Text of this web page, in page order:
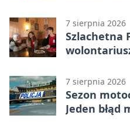
7 sierpnia 2026
Szlachetna
7 sierpnia 2026
Sezon
Jeden błąd